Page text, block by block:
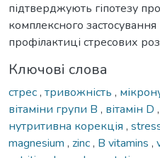
підтверджують гіпотезу
комплексного застосування
профілактиці стресових
Ключові слова
стрес, тривожність ,
вітаміни групи B , вітамін D ,
нутритивна корекція ,
magnesium , zinc, B vitamins ,